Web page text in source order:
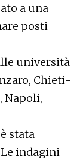
a una
posti
università
Chieti-
Napoli,
stata
indagini